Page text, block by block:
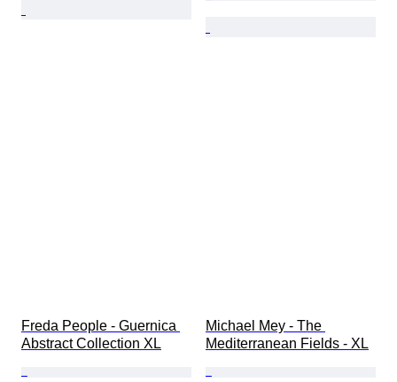
Freda People - Guernica
Abstract Collection XL
Michael Mey - The
Mediterranean Fields - XL